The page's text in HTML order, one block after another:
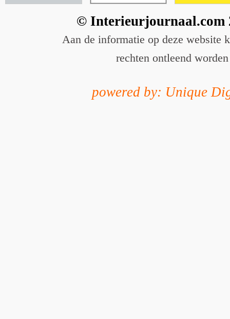
© Interieurjournaal.com
Aan de informatie op deze website
rechten ontleend worden
powered by: Unique